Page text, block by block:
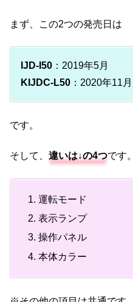
まず、この2つの発売日は
IJD-I50 ：2019年5月
KIJDC-L50 ：2020年11月
です。
そして、 違いは↓の4つです。
運転モード
表示ランプ
操作パネル
本体カラー